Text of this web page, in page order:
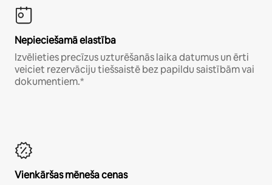
Nepieciešamā elastība
Izvēlieties precīzus uzturēšanās laika datumus un ērti
veiciet rezervāciju tiešsaistē bez papildu saistībām vai
dokumentiem.*
Vienkāršas mēneša cenas